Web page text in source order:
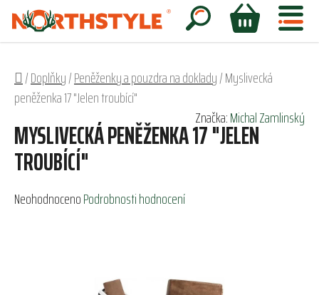
Přejít
obsah
Hledat
NÁKUPNÍ
Domů
/Doplňky/Peněženky a pouzdra na doklady/Myslivecká
peněženka 17 "Jelen troubící"
MYSLIVECKÁ PENĚŽENKA 17 "JELEN
TROUBÍCÍ"
Průměrné
NeohodnocenoPodrobnosti hodnocení
Značka:Michal Zamlinský